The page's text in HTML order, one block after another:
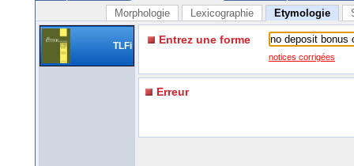
Morphologie Lexicographie Etymologie
TLFi Entrez une forme
notices corrigées
Erreur